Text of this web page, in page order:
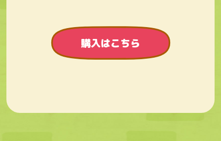
購入はこちら